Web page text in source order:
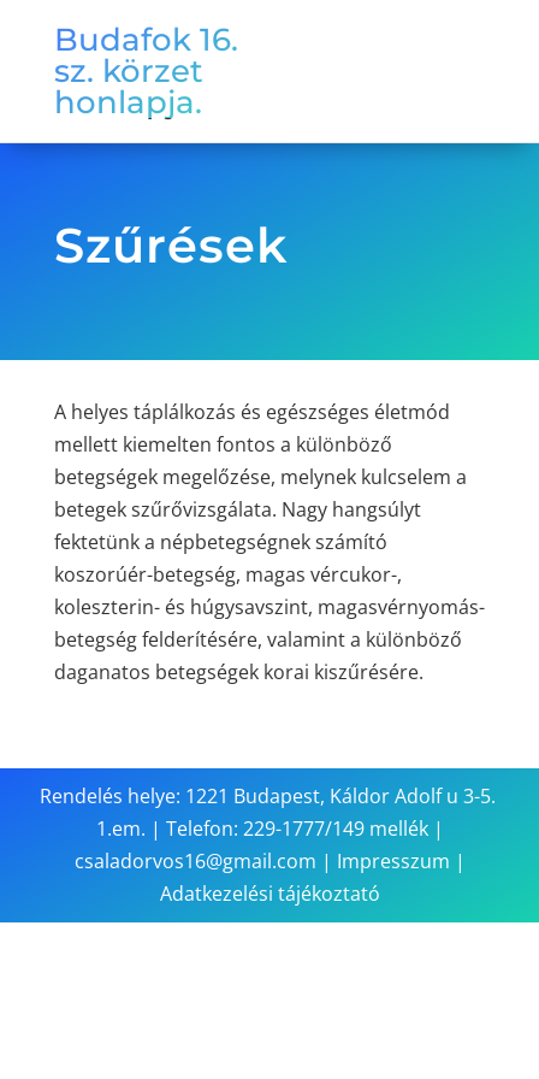
Budafok 16.
sz. körzet
honlapja.
Szűrések
A helyes táplálkozás és egészséges életmód
mellett kiemelten fontos a különböző
betegségek megelőzése, melynek kulcselem a
betegek szűrővizsgálata. Nagy hangsúlyt
fektetünk a népbetegségnek számító
koszorúér-betegség, magas vércukor-,
koleszterin- és húgysavszint, magasvérnyomás-
betegség felderítésére, valamint a különböző
daganatos betegségek korai kiszűrésére.
Rendelés helye: 1221 Budapest, Káldor Adolf u 3-5.
1.em. | Telefon: 229-1777/149 mellék |
csaladorvos16@gmail.com | Impresszum |
Adatkezelési tájékoztató